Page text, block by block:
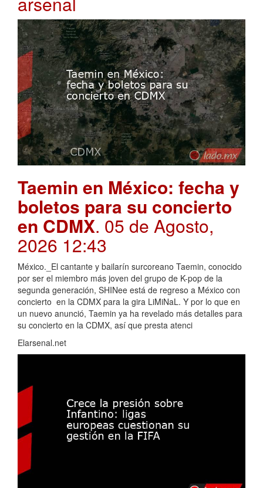
Taemin en México: fecha y
boletos para su concierto
en CDMX. 05 de Agosto,
2026 12:43
México._El cantante y bailarín surcoreano Taemin, conocido
por ser el miembro más joven del grupo de K-pop de la
segunda generación, SHINee está de regreso a México con
concierto en la CDMX para la gira LiMiNaL. Y por lo que en
un nuevo anunció, Taemin ya ha revelado más detalles para
su concierto en la CDMX, así que presta atenci
Elarsenal.net